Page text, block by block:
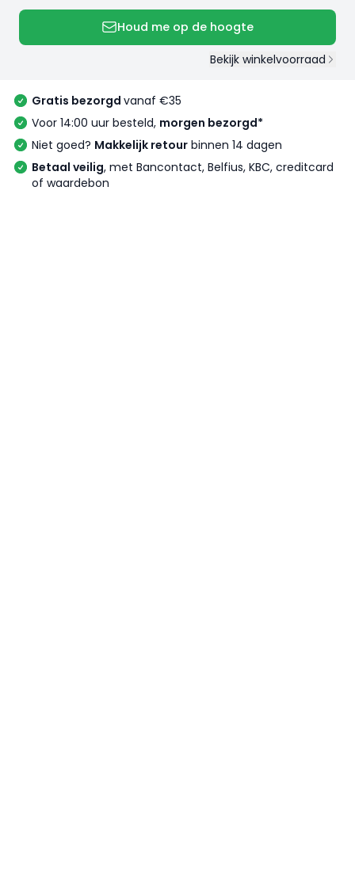
Houd me op de hoogte
Bekijk winkelvoorraad
Gratis bezorgd vanaf €35
Voor 14:00 uur besteld, morgen bezorgd*
Niet goed? Makkelijk retour binnen 14 dagen
Betaal veilig, met Bancontact, Belfius, KBC, creditcard
of waardebon